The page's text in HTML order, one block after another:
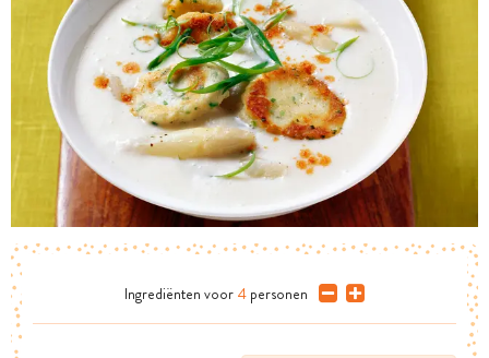
Ingrediënten voor 4 personen